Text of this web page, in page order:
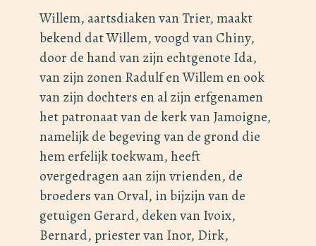
Willem, aartsdiaken van Trier, maakt
bekend dat Willem, voogd van Chiny,
door de hand van zijn echtgenote Ida,
van zijn zonen Radulf en Willem en ook
van zijn dochters en al zijn erfgenamen
het patronaat van de kerk van Jamoigne,
namelijk de begeving van de grond die
hem erfelijk toekwam, heeft
overgedragen aan zijn vrienden, de
broeders van Orval, in bijzijn van de
getuigen Gerard, deken van Ivoix,
Bernard, priester van Inor, Dirk,